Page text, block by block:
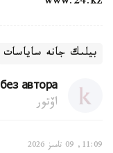
بيلىك جانە ساياسات
без автора
اۆتور
11:09, 09 تامىز 2026